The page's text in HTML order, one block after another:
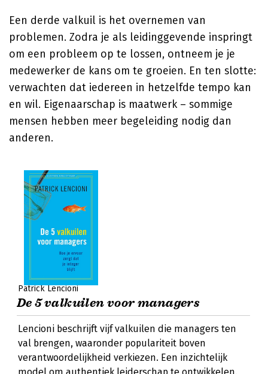
Een derde valkuil is het overnemen van
problemen. Zodra je als leidinggevende inspringt
om een probleem op te lossen, ontneem je je
medewerker de kans om te groeien. En ten slotte:
verwachten dat iedereen in hetzelfde tempo kan
en wil. Eigenaarschap is maatwerk – sommige
mensen hebben meer begeleiding nodig dan
anderen.
Patrick Lencioni
De 5 valkuilen voor managers
Lencioni beschrijft vijf valkuilen die managers ten
val brengen, waaronder populariteit boven
verantwoordelijkheid verkiezen. Een inzichtelijk